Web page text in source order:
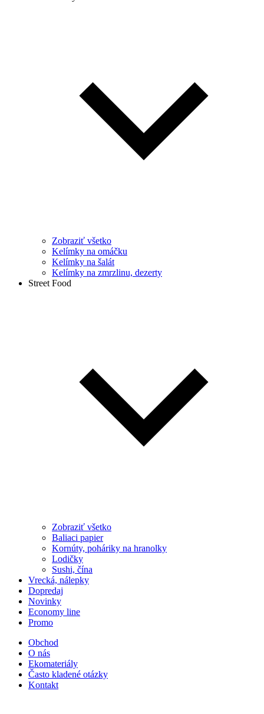
Zobraziť všetko
Kelímky na omáčku
Kelímky na šalát
Kelímky na zmrzlinu, dezerty
Street Food
Zobraziť všetko
Baliaci papier
Kornúty, poháriky na hranolky
Lodičky
Sushi, čína
Vrecká, nálepky
Dopredaj
Novinky
Economy line
Promo
Obchod
O nás
Ekomateriály
Často kladené otázky
Kontakt